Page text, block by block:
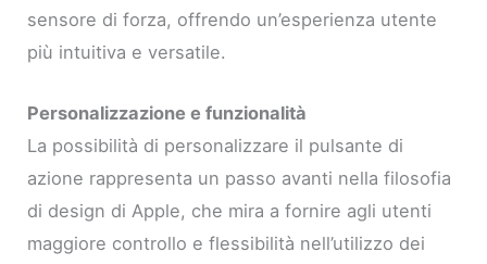
sensore di forza, offrendo un’esperienza utente
più intuitiva e versatile.
Personalizzazione e funzionalità
La possibilità di personalizzare il pulsante di
azione rappresenta un passo avanti nella filosofia
di design di Apple, che mira a fornire agli utenti
maggiore controllo e flessibilità nell’utilizzo dei